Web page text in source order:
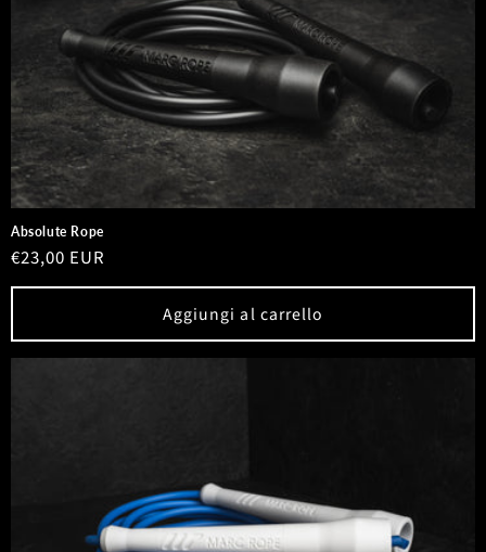
Absolute Rope
Prezzo
di
€23,00 EUR
Aggiungi al carrello